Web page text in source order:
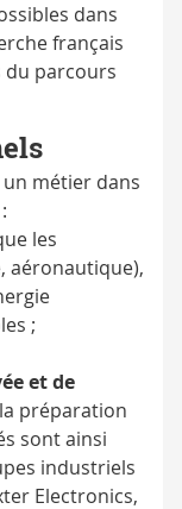
dans
français
du parcours
métier dans
les
aéronautique),
;
et de
préparation
sont ainsi
industriels
Electronics,